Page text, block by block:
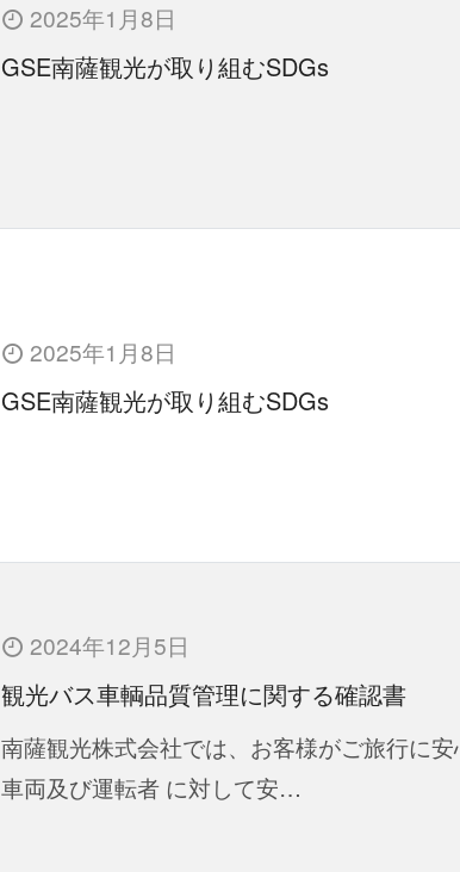
2025年1月8日
GSE南薩観光が取り組むSDGs
2025年1月8日
GSE南薩観光が取り組むSDGs
2024年12月5日
観光バス車輌品質管理に関する確認書
南薩観光株式会社では、お客様がご旅行に
車両及び運転者 に対して安…